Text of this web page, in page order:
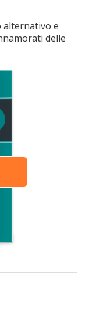
alternativo e
delle